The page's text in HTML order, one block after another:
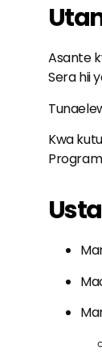
Asante
Sera hii
Kwa